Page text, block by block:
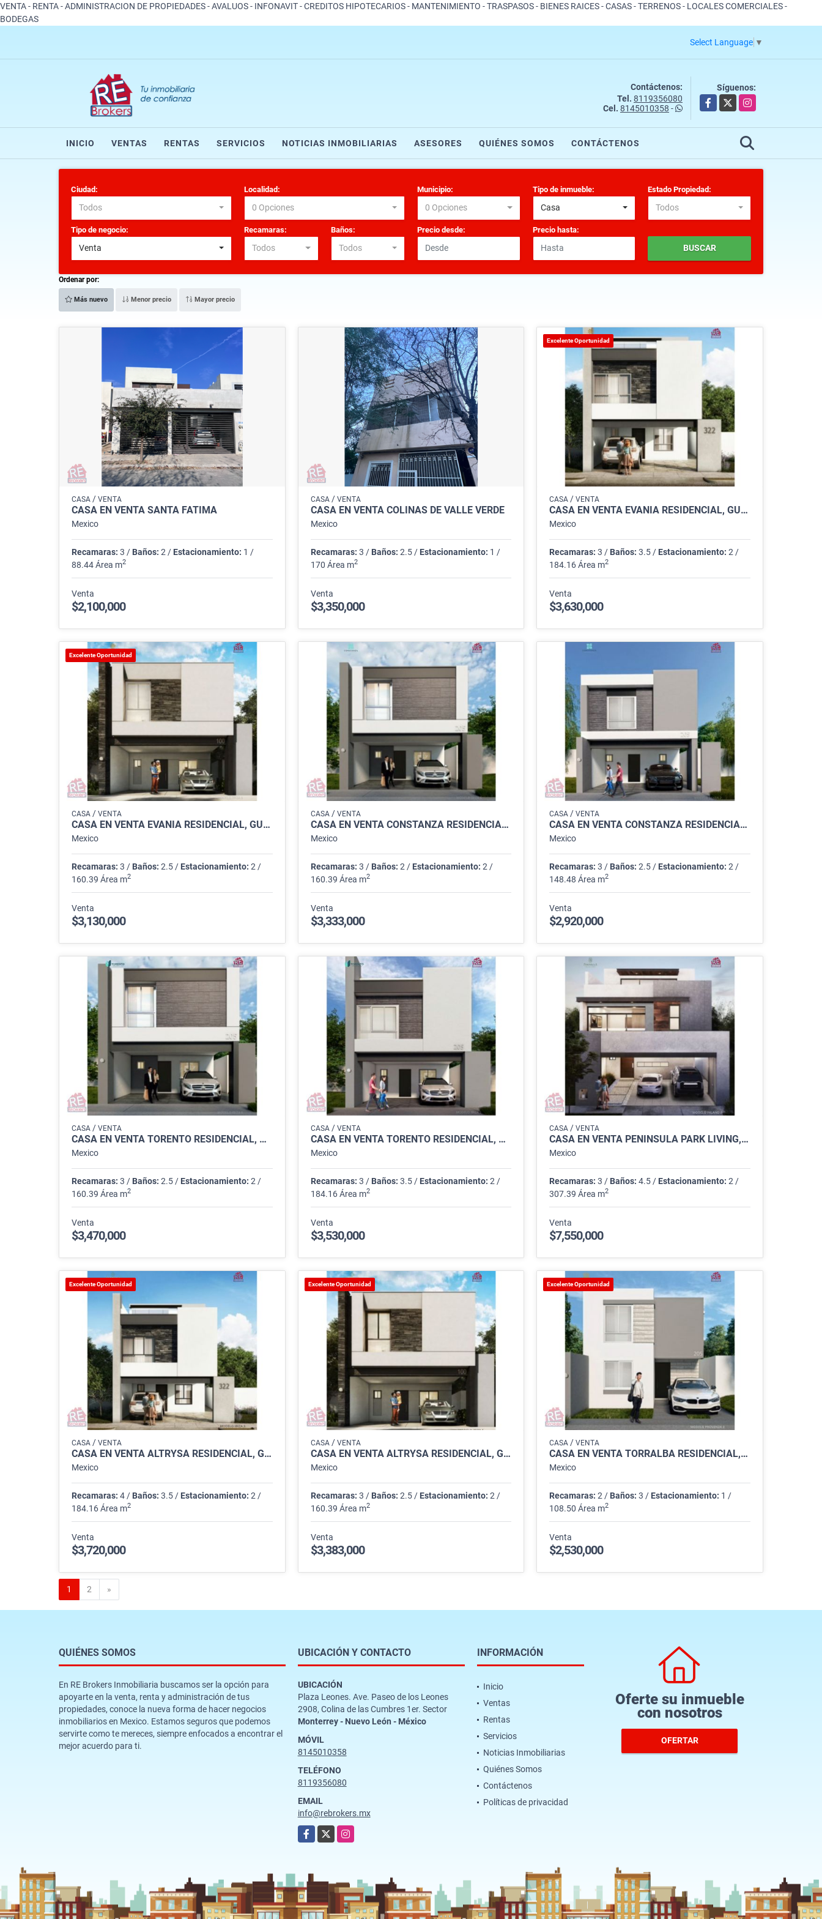
VENTA - RENTA - ADMINISTRACION DE PROPIEDADES - AVALUOS - INFONAVIT - CREDITOS HIPOTECARIOS - MANTENIMIENTO - TRASPASOS - BIENES RAICES - CASAS - TERRENOS - LOCALES COMERCIALES -
BODEGAS
Select Language ▼
Contáctenos:
Tel. 8119356080
Cel. 8145010358 -
Síguenos:
Facebook
X Instagram
INICIO VENTAS RENTAS SERVICIOS NOTICIAS INMOBILIARIAS ASESORES QUIÉNES SOMOS CONTÁCTENOS
Ciudad:
Todos
Localidad:
0 Opciones
Municipio:
0 Opciones
Tipo de inmueble:
Casa
Estado Propiedad:
Todos
Tipo de negocio:
Venta
Recamaras:
Todos
Baños:
Todos
Precio desde: Precio hasta:
BUSCAR
Ordenar por:
Más nuevo Menor precio Mayor precio
CASA / VENTA
CASA EN VENTA SANTA FÁTIMA
Mexico
Recamaras: 3 / Baños: 2 / Estacionamiento: 1 /
88.44 Área m2
Venta
$2,100,000
CASA/ VENTA
CASA EN VENTA COLINAS DE VALLE VERDE
Mexico
Recamaras: 3 / Baños: 2.5 / Estacionamiento: 1 /
170 Área m2
Venta
$3,350,000
Excelente Oportunidad
CASA /VENTA
CASA EN VENTA EVANIA RESIDENCIAL, GUADALUPE
Mexico
Recamaras: 3 / Baños: 3.5 / Estacionamiento: 2 /
184.16 Área m2
Venta
$3,630,000
Excelente Oportunidad
CASA / VENTA
CASA EN VENTA EVANIA RESIDENCIAL, GUADALUPE
Mexico
Recamaras: 3 / Baños: 2.5 / Estacionamiento: 2 /
160.39 Área m2
Venta
$3,130,000
CASA/ VENTA
CASA EN VENTA CONSTANZA RESIDENCIAL, GUADALUPE
Mexico
Recamaras: 3 / Baños: 2 / Estacionamiento: 2 /
160.39 Área m2
Venta
$3,333,000
CASA /VENTA
CASA EN VENTA CONSTANZA RESIDENCIAL, GUADALUPE
Mexico
Recamaras: 3 / Baños: 2.5 / Estacionamiento: 2 /
148.48 Área m2
Venta
$2,920,000
CASA / VENTA
CASA EN VENTA TORENTO RESIDENCIAL, APODACA
Mexico
Recamaras: 3 / Baños: 2.5 / Estacionamiento: 2 /
160.39 Área m2
Venta
$3,470,000
CASA/ VENTA
CASA EN VENTA TORENTO RESIDENCIAL, APODACA
Mexico
Recamaras: 3 / Baños: 3.5 / Estacionamiento: 2 /
184.16 Área m2
Venta
$3,530,000
CASA /VENTA
CASA EN VENTA PENINSULA PARK LIVING, CUMBRES
Mexico
Recamaras: 3 / Baños: 4.5 / Estacionamiento: 2 /
307.39 Área m2
Venta
$7,550,000
Excelente Oportunidad
CASA / VENTA
CASA EN VENTA ALTRYSA RESIDENCIAL, GARCÍA
Mexico
Recamaras: 4 / Baños: 3.5 / Estacionamiento: 2 /
184.16 Área m2
Venta
$3,720,000
Excelente Oportunidad
CASA/ VENTA
CASA EN VENTA ALTRYSA RESIDENCIAL, GARCÍA
Mexico
Recamaras: 3 / Baños: 2.5 / Estacionamiento: 2 /
160.39 Área m2
Venta
$3,383,000
Excelente Oportunidad
CASA /VENTA
CASA EN VENTA TORRALBA RESIDENCIAL, GARCÍA
Mexico
Recamaras: 2 / Baños: 3 / Estacionamiento: 1 /
108.50 Área m2
Venta
$2,530,000
1 2 »
QUIÉNES SOMOS
En RE Brokers Inmobiliaria buscamos ser la opción para
apoyarte en la venta, renta y administración de tus
propiedades, conoce la nueva forma de hacer negocios
inmobiliarios en Mexico. Estamos seguros que podemos
servirte como te mereces, siempre enfocados a encontrar el
mejor acuerdo para ti.
UBICACIÓN Y CONTACTO
UBICACIÓN
Plaza Leones. Ave. Paseo de los Leones
2908, Colina de las Cumbres 1er. Sector
Monterrey - Nuevo León - México
MÓVIL
8145010358
TELÉFONO
8119356080
EMAIL
info@rebrokers.mx
Facebook
X Instagram
INFORMACIÓN
Inicio
Ventas
Rentas
Servicios
Noticias Inmobiliarias
Quiénes Somos
Contáctenos
Políticas de privacidad
Oferte su inmueble
con nosotros
OFERTAR